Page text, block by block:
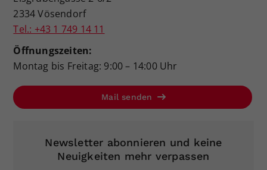
2334 Vösendorf
Tel.: +43 1 749 14 11
Öffnungszeiten:
Montag bis Freitag: 9:00 – 14:00 Uhr
Mail senden
Newsletter abonnieren und keine
Neuigkeiten mehr verpassen